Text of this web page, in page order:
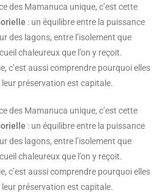
des Mamanuca unique, c’est cette
: un équilibre entre la puissance
des lagons, entre l’isolement que
chaleureux que l’on y reçoit.
c’est aussi comprendre pourquoi elles
préservation est capitale.
des Mamanuca unique, c’est cette
: un équilibre entre la puissance
des lagons, entre l’isolement que
chaleureux que l’on y reçoit.
c’est aussi comprendre pourquoi elles
préservation est capitale.